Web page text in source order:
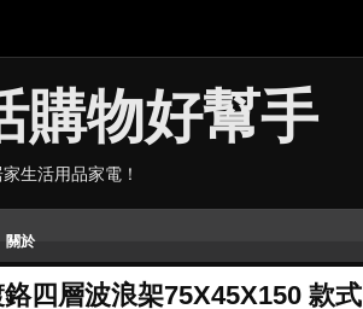
購物好幫手
生活用品家電！
關於
四層波浪架75X45X150 款式